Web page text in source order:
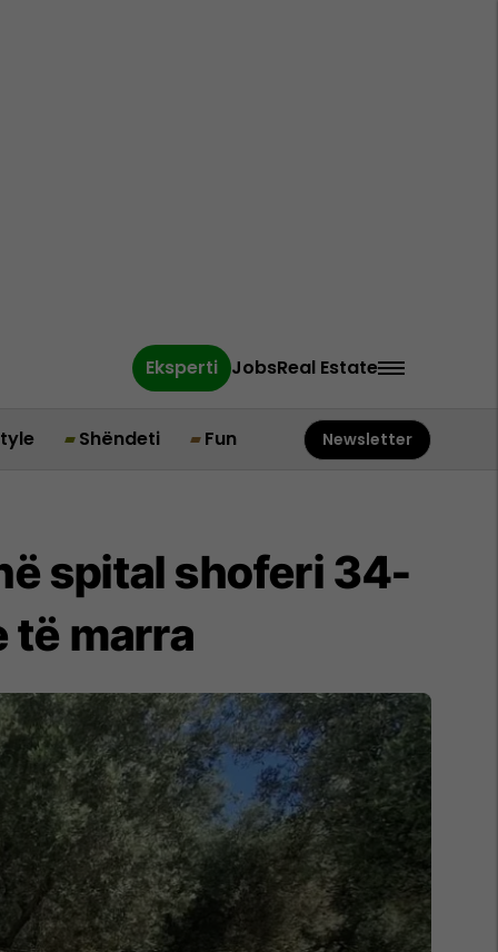
Eksperti JobsReal Estate
Shëndeti Fun Newsletter
spital shoferi 34-
të marra